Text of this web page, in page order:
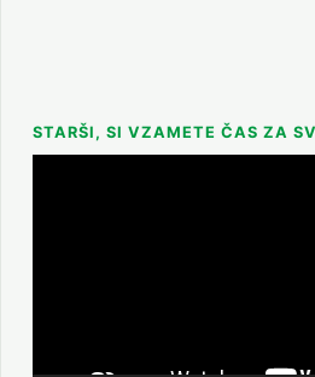
STARŠI, SI VZAMETE ČAS ZA